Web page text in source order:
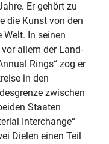
Er gehört zu
die Kunst von den
In seinen
allem der Land-
Rings“ zog er
in den
zwischen
Staaten
Interchange“
Dielen einen Teil